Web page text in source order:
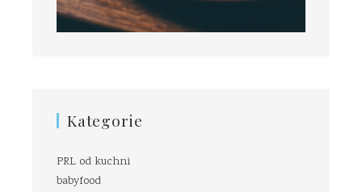
Kategorie
PRL od kuchni
babyfood